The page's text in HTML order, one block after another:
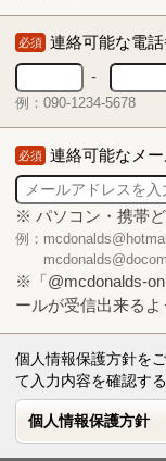
必須 連絡可能な電話
-
例：090-1234-5678
必須 連絡可能なメー
※ パソコン・携帯
例：
※「@mcdonalds-
ールが受信出来るよ
個人情報保護方針を
て入力内容を確認す
個人情報保護方針